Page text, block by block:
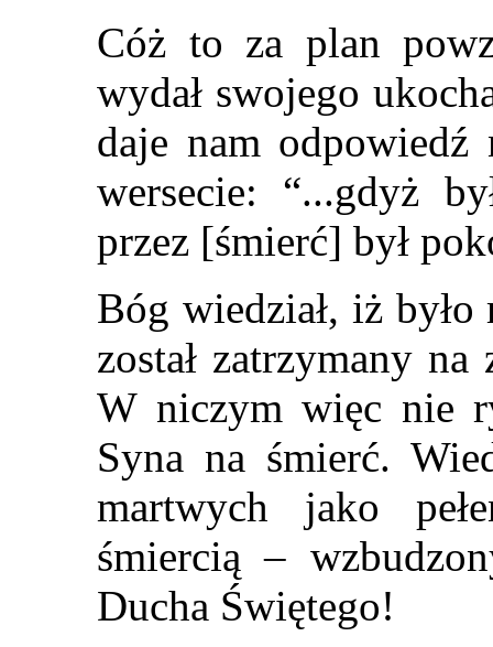
Cóż to za plan
wydał swojego
daje nam
wersecie: “...gdyż
przez [śmierć] był
Bóg wiedział, iż
został zatrzymany
W niczym więc nie
Syna na śmierć.
martwych jako
śmiercią –
Ducha Świętego!